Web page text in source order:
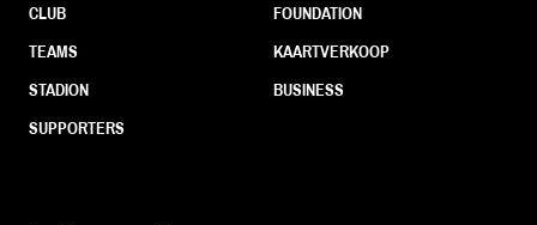
CLUB
TEAMS
STADION
SUPPORTERS
FOUNDATION
KAARTVERKOOP
BUSINESS